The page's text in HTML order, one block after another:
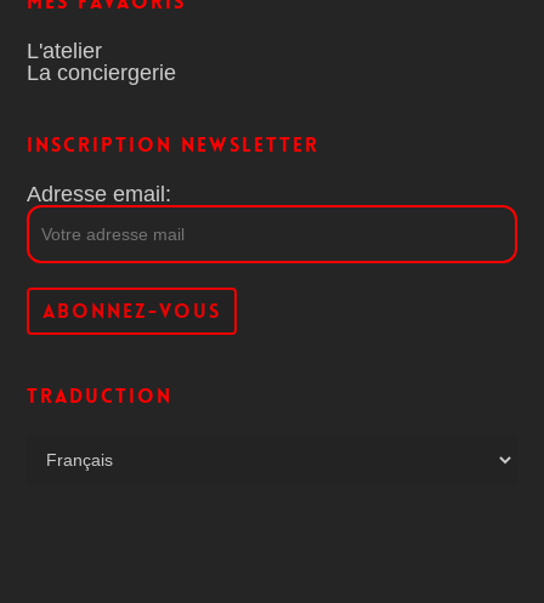
L'atelier
La conciergerie
Inscription Newsletter
Adresse email:
Traduction